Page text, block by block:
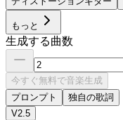
もっと
生成する曲数
今すぐ無料で音楽生成
プロンプト
独自の歌詞
V2.5